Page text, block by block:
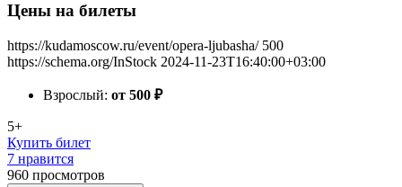
Цены на билеты
https://kudamoscow.ru/event/opera-ljubasha/ 500
https://schema.org/InStock 2024-11-23T16:40:00+03:00
Взрослый: от 500 ₽
5+
Купить билет
7 нравится
960 просмотров